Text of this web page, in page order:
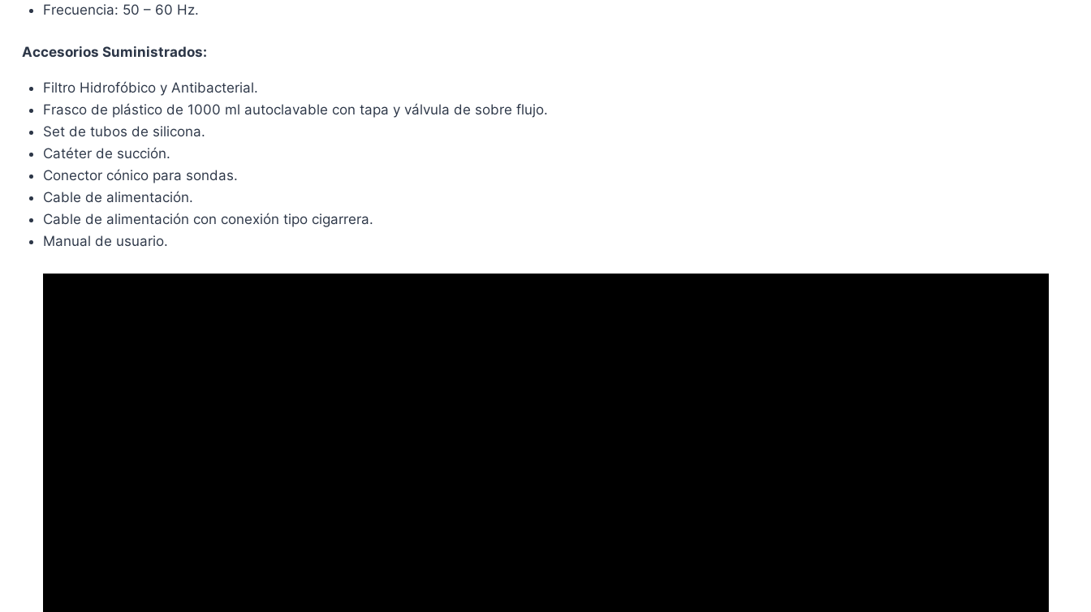
Frecuencia: 50 – 60 Hz.
Accesorios Suministrados:
Filtro Hidrofóbico y Antibacterial.
Frasco de plástico de 1000 ml autoclavable con tapa y válvula de sobre flujo.
Set de tubos de silicona.
Catéter de succión.
Conector cónico para sondas.
Cable de alimentación.
Cable de alimentación con conexión tipo cigarrera.
Manual de usuario.